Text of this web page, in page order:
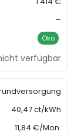
–
Öko
verfügbar
40,47 ct/kWh
11,84 €/Mon.